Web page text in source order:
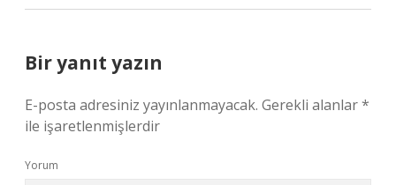
Bir yanıt yazın
E-posta adresiniz yayınlanmayacak. Gerekli alanlar*
ile işaretlenmişlerdir
Yorum